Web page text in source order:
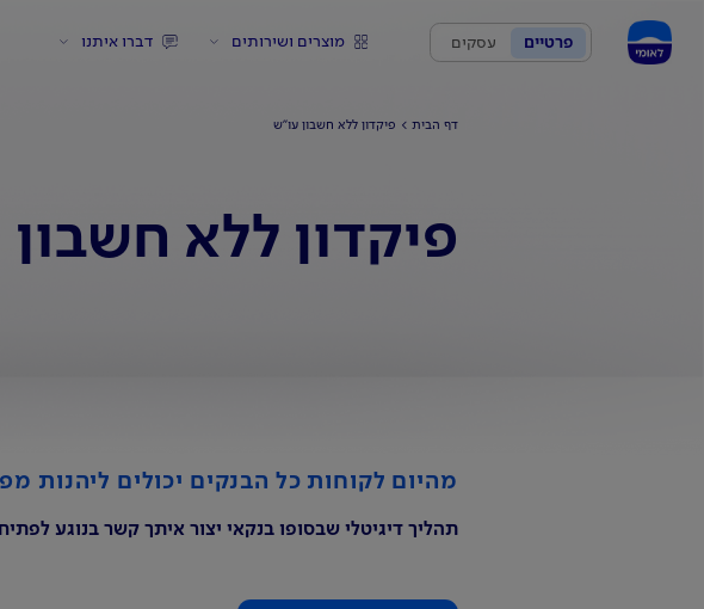
פרטיים עסקים מוצרים ושירותים דברו איתנו
דף הבית פיקדון ללא חשבון עו"ש
פיקדון ללא
מהיום לקוחות כל הבנקים יכולים ליהנות
תהליך דיגיטלי שבסופו בנקאי יצור איתך קשר בנוגע